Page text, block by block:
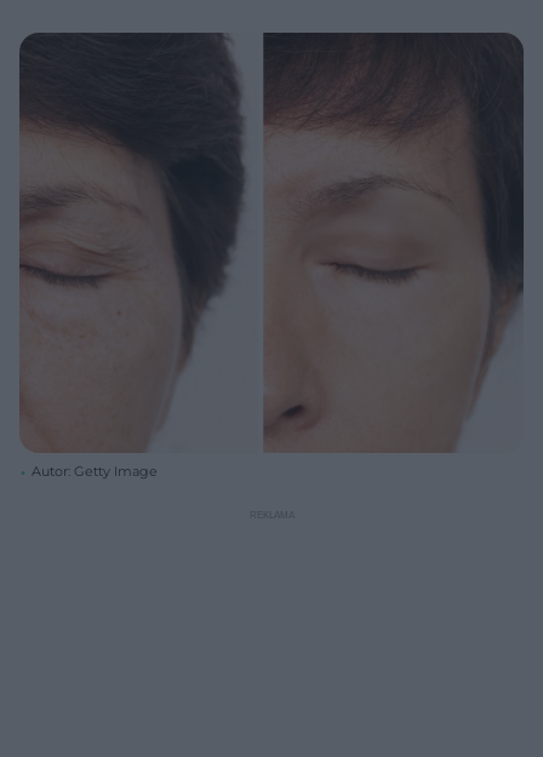
Autor: Getty Image